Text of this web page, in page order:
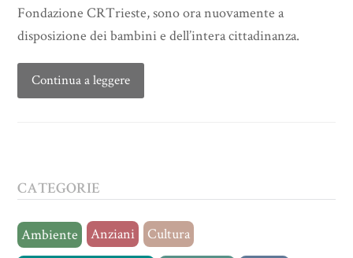
Fondazione CRTrieste, sono ora nuovamente a
disposizione dei bambini e dell’intera cittadinanza.
Continua a leggere
CATEGORIE
Ambiente Anziani
Cultura